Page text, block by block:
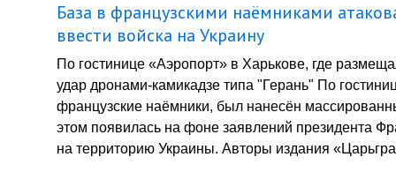
База в французскими наёмниками
ввести войска на Украину
По гостинице «Аэропорт» в Харькове, где
удар дронами-камикадзе типа "Герань" По
французские наёмники, был нанесён
этом появилась на фоне заявлений президента
на территорию Украины. Авторы издания